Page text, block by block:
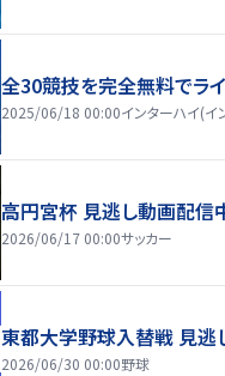
全30競技を完全無料でライ
2025/06/18 00:00インターハイ(イ
高円宮杯 見逃し動画配信
2026/06/17 00:00サッカー
東都大学野球入替戦 見逃
2026/06/30 00:00野球